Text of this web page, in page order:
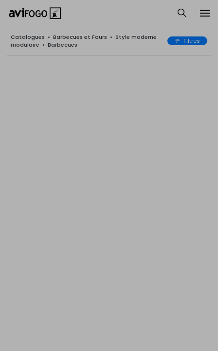
Catalogues • Barbecues et Fours • Style moderne
modulaire • Barbecues Filtres